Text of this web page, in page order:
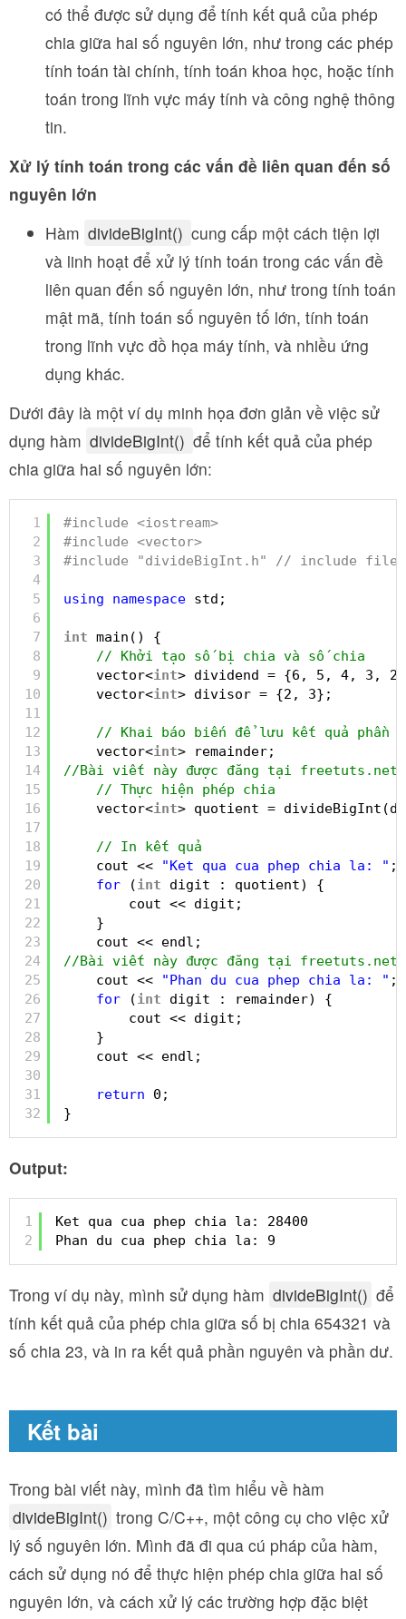
có thể được sử dụng để tính kết quả của phép
chia giữa hai số nguyên lớn, như trong các phép
tính toán tài chính, tính toán khoa học, hoặc tính
toán trong lĩnh vực máy tính và công nghệ thông
tin.
Xử lý tính toán trong các vấn đề liên quan đến số
nguyên lớn
Hàm divideBigInt() cung cấp một cách tiện lợi
và linh hoạt để xử lý tính toán trong các vấn đề
liên quan đến số nguyên lớn, như trong tính toán
mật mã, tính toán số nguyên tố lớn, tính toán
trong lĩnh vực đồ họa máy tính, và nhiều ứng
dụng khác.
Dưới đây là một ví dụ minh họa đơn giản về việc sử
dụng hàm divideBigInt() để tính kết quả của phép
chia giữa hai số nguyên lớn:
1
2
3
4
5
6
7
8
9
10
11
12
13
14
15
16
17
18
19
20
21
22
23
24
25
26
27
28
29
30
31
32
#include <iostream>
#include <vector>
#include "divideBigInt.h" // include file
using namespace std;
int main() {
// Khởi tạo số bị chia và số chia
vector<int> dividend = {6, 5, 4, 3,
vector<int> divisor = {2,
// Khai báo biến để lưu kết quả phần
vector<int> remainder;
//Bài viết này được đăng tại freetuts.net
// Thực hiện phép chia
vector<int> quotient =
// In kết quả
cout <<
"Ket qua cua phep chia la: " ;
for
(int
digit : quotient) {
cout << digit;
}
cout << endl;
//Bài viết này được đăng tại freetuts.net
cout <<
"Phan du cua phep chia la: " ;
for
(int
digit : remainder) {
cout << digit;
}
cout << endl;
return
0;
}
Output:
1
2
Ket qua cua phep chia la: 28400
Phan du cua phep chia la: 9
Trong ví dụ này, mình sử dụng hàm divideBigInt() để
tính kết quả của phép chia giữa số bị chia 654321 và
số chia 23, và in ra kết quả phần nguyên và phần dư.
Kết bài
Trong bài viết này, mình đã tìm hiểu về hàm
divideBigInt() trong C/C++, một công cụ cho việc xử
lý số nguyên lớn. Mình đã đi qua cú pháp của hàm,
cách sử dụng nó để thực hiện phép chia giữa hai số
nguyên lớn, và cách xử lý các trường hợp đặc biệt